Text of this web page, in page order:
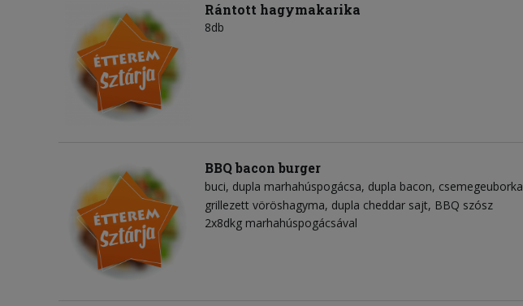
Rántott hagymakarika
8db
BBQ bacon burger
buci dupla marhahúspogácsa dupla bacon csemegeuborka
grillezett vöröshagyma dupla cheddar sajt BBQ szósz
2x8dkg marhahúspogácsával